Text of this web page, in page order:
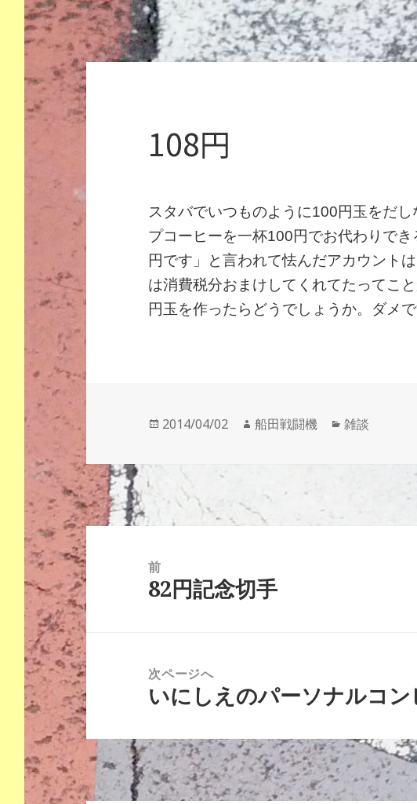
108円
スタバでいつものように100円玉をだ
プコーヒーを一杯100円でお代わりで
円です」と言われて怯んだアカウント
は消費税分おまけしてくれてたってこ
円玉を作ったらどうでしょうか。ダメ
投
2014/04/02
作
船田戦闘機
カ
雑談
投
稿
ナ
ビ
ゲ
ー
ョ
ン
前
前
82円記念切手
次ページへ
次
投
稿:
いにしえのパーソナルコ